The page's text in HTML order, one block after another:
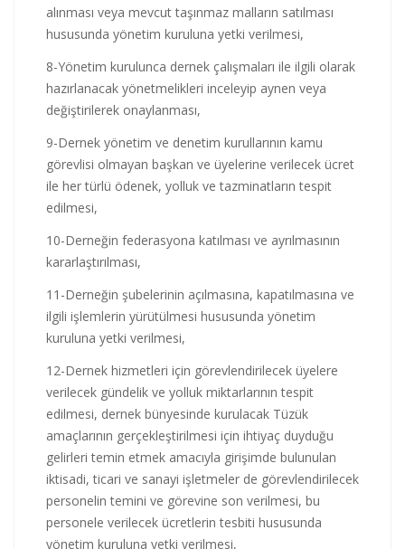
alınması veya mevcut taşınmaz malların satılması
hususunda yönetim kuruluna yetki verilmesi,
8-Yönetim kurulunca dernek çalışmaları ile ilgili olarak
hazırlanacak yönetmelikleri inceleyip aynen veya
değiştirilerek onaylanması,
9-Dernek yönetim ve denetim kurullarının kamu
görevlisi olmayan başkan ve üyelerine verilecek ücret
ile her türlü ödenek, yolluk ve tazminatların tespit
edilmesi,
10-Derneğin federasyona katılması ve ayrılmasının
kararlaştırılması,
11-Derneğin şubelerinin açılmasına, kapatılmasına ve
ilgili işlemlerin yürütülmesi hususunda yönetim
kuruluna yetki verilmesi,
12-Dernek hizmetleri için görevlendirilecek üyelere
verilecek gündelik ve yolluk miktarlarının tespit
edilmesi, dernek bünyesinde kurulacak Tüzük
amaçlarının gerçekleştirilmesi için ihtiyaç duyduğu
gelirleri temin etmek amacıyla girişimde bulunulan
iktisadi, ticari ve sanayi işletmeler de görevlendirilecek
personelin temini ve görevine son verilmesi, bu
personele verilecek ücretlerin tesbiti hususunda
yönetim kuruluna yetki verilmesi,